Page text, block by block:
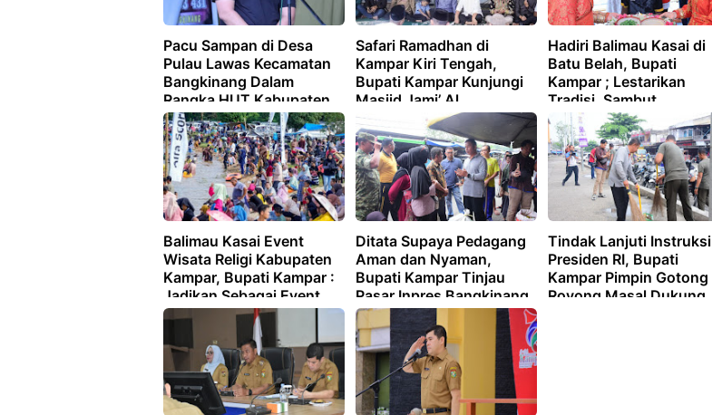
Pacu Sampan di Desa
Pulau Lawas Kecamatan
Bangkinang Dalam
Rangka HUT Kabupaten
Kampar ke-76 Resmi di
Tutup
Safari Ramadhan di
Kampar Kiri Tengah,
Bupati Kampar Kunjungi
Masjid Jami’ Al
Mubarokah Desa Karya
Bakti
Hadiri Balimau Kasai di
Batu Belah, Bupati
Kampar ; Lestarikan
Tradisi, Sambut
Ramadhan dengan Hati
Yang Suci
Balimau Kasai Event
Wisata Religi Kabupaten
Kampar, Bupati Kampar :
Jadikan Sebagai Event
Tahunan Dan Wisata
Ditata Supaya Pedagang
Aman dan Nyaman,
Bupati Kampar Tinjau
Pasar Inpres Bangkinang
Kota Dukung Gerakan
ASRI.
Tindak Lanjuti Instruksi
Presiden RI, Bupati
Kampar Pimpin Gotong
Royong Masal Dukung